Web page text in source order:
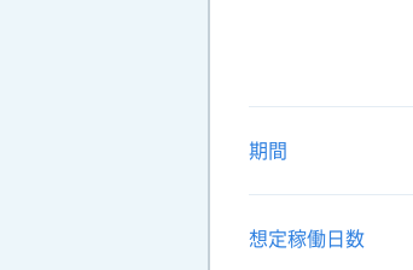
期間
想定稼働日数